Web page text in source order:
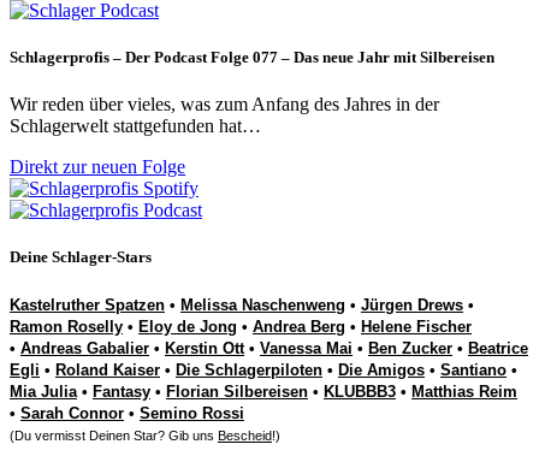
Schlagerprofis – Der Podcast Folge 077 – Das neue Jahr mit Silbereisen
Wir reden über vieles, was zum Anfang des Jahres in der
Schlagerwelt stattgefunden hat…
Direkt zur neuen Folge
Deine Schlager-Stars
Kastelruther Spatzen • Melissa Naschenweng • Jürgen Drews •
Ramon Roselly • Eloy de Jong • Andrea Berg • Helene Fischer
• Andreas Gabalier • Kerstin Ott• Vanessa Mai • Ben Zucker • Beatrice
Egli • Roland Kaiser • Die Schlagerpiloten • Die Amigos • Santiano •
Mia Julia• Fantasy • Florian Silbereisen • KLUBBB3 • Matthias Reim
• Sarah Connor • Semino Rossi
(Du vermisst Deinen Star? Gib uns Bescheid!)